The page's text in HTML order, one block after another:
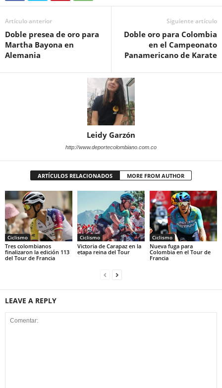
Artículo anterior
Doble presea de oro para
Martha Bayona en
Alemania
Siguiente artículo
Doble oro para Colombia
en el Campeonato
Panamericano de Karate
Leidy Garzón
http://www.deportecolombiano.com.co
ARTÍCULOS RELACIONADOS MORE FROM AUTHOR
Ciclismo
Tres colombianos
finalizaron la edición 113
del Tour de Francia
Ciclismo
Victoria de Carapaz en la
etapa reina del Tour
Ciclismo
Nueva fuga para
Colombia en el Tour de
Francia
LEAVE A REPLY